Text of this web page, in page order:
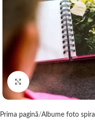
Click to enlarge
Prima pagină Albume foto spira